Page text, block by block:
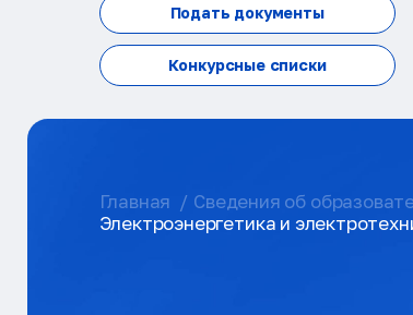
Подать документы
Конкурсные списки
Главная Сведения об
Электроэнергетика и